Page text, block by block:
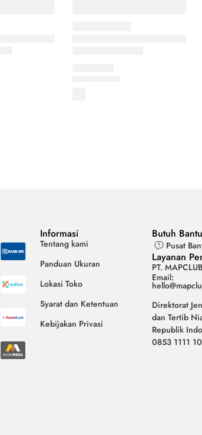
Informasi
Tentang kami
Panduan Ukuran
Lokasi Toko
Syarat dan Ketentuan
Kebijakan Privasi
Butuh
Pusat
Layanan
PT.
Email:
Direktorat
dan Tertib
Republik
0853 1111